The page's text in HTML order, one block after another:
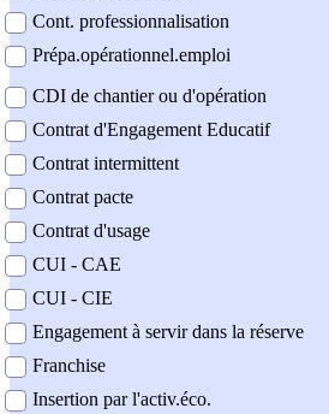
Cont. professionnalisation
Prépa.opérationnel.emploi
CDI de chantier ou d'opération
Contrat d'Engagement Educatif
Contrat intermittent
Contrat pacte
Contrat d'usage
CUI - CAE
CUI - CIE
Engagement à servir dans la réserve
Franchise
Insertion par l'activ.éco.